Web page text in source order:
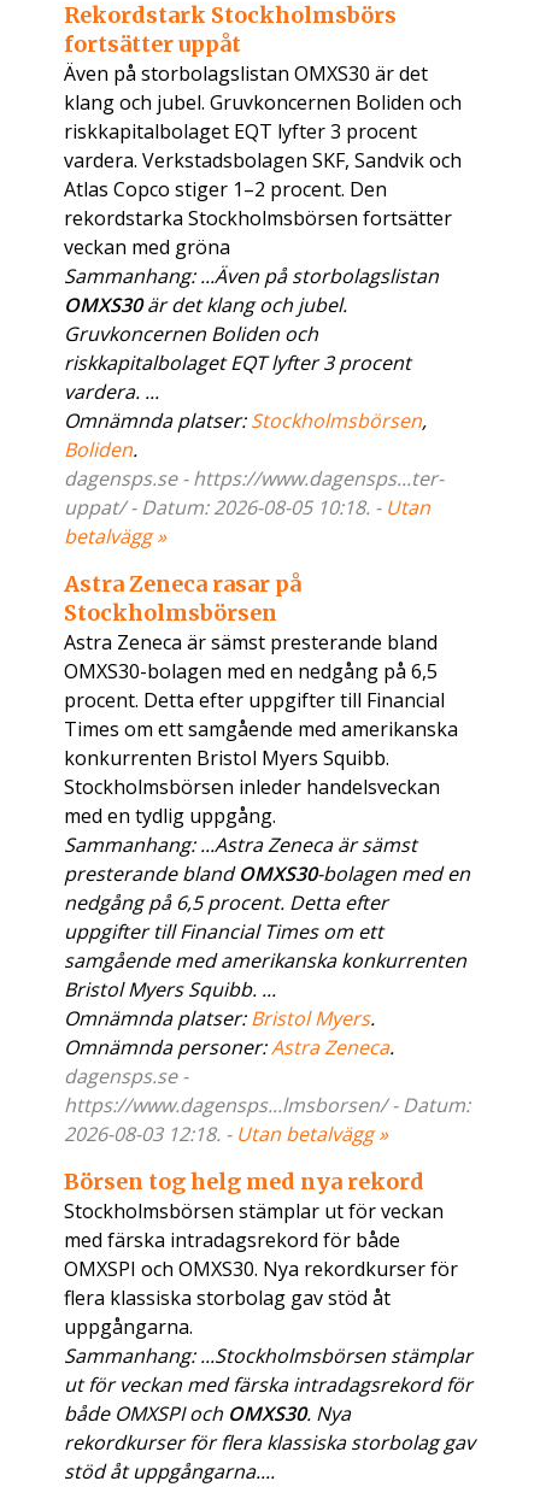
Rekordstark Stockholmsbörs
fortsätter uppåt
Även på storbolagslistan OMXS30 är det
klang och jubel. Gruvkoncernen Boliden och
riskkapitalbolaget EQT lyfter 3 procent
vardera. Verkstadsbolagen SKF, Sandvik och
Atlas Copco stiger 1–2 procent. Den
rekordstarka Stockholmsbörsen fortsätter
veckan med gröna
Sammanhang: ...Även på storbolagslistan
OMXS30är det klang och jubel.
Gruvkoncernen Boliden och
riskkapitalbolaget EQT lyfter 3 procent
vardera. ...
Omnämnda platser:Stockholmsbörsen,
Boliden.
dagensps.se - https://www.dagensps...ter-
uppat/ - Datum: 2026-08-05 10:18. - Utan
betalvägg »
Astra Zeneca rasar på
Stockholmsbörsen
Astra Zeneca är sämst presterande bland
OMXS30-bolagen med en nedgång på 6,5
procent. Detta efter uppgifter till Financial
Times om ett samgående med amerikanska
konkurrenten Bristol Myers Squibb.
Stockholmsbörsen inleder handelsveckan
med en tydlig uppgång.
Sammanhang: ...Astra Zeneca är sämst
presterande blandOMXS30-bolagen med en
nedgång på 6,5 procent. Detta efter
uppgifter till Financial Times om ett
samgående med amerikanska konkurrenten
Bristol Myers Squibb. ...
Omnämnda platser:Bristol Myers.
Omnämnda personer:Astra Zeneca.
dagensps.se -
https://www.dagensps...lmsborsen/ - Datum:
2026-08-03 12:18. - Utan betalvägg »
Börsen tog helg med nya rekord
Stockholmsbörsen stämplar ut för veckan
med färska intradagsrekord för både
OMXSPI och OMXS30. Nya rekordkurser för
flera klassiska storbolag gav stöd åt
uppgångarna.
Sammanhang: ...Stockholmsbörsen stämplar
ut för veckan med färska intradagsrekord för
både OMXSPI och OMXS30. Nya
rekordkurser för flera klassiska storbolag gav
stöd åt uppgångarna....